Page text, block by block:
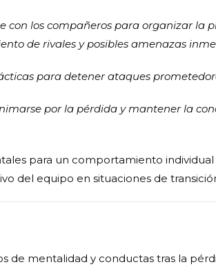
con los compañeros para organizar la
de rivales y posibles amenazas
para detener ataques
por la pérdida y mantener la
para un comportamiento
del equipo en situaciones de
de mentalidad y conductas tras la